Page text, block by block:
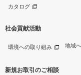
カタログ
社会貢献活動
環境への取り組み 地域
新規お取引のご相談